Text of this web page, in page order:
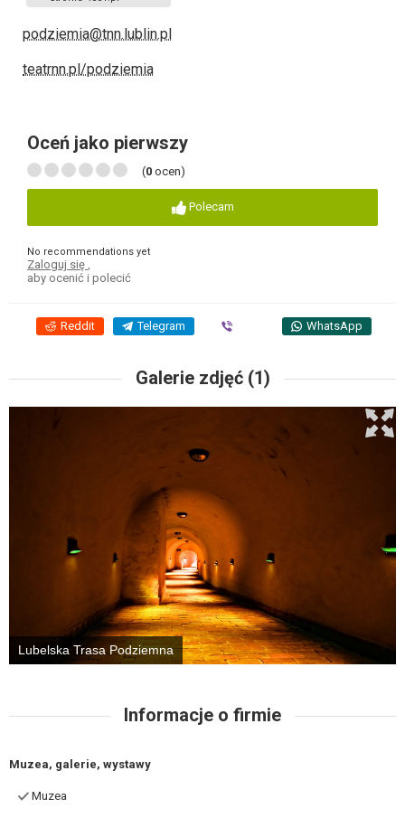
podziemia@tnn.lublin.pl
teatrnn.pl/podziemia
Oceń jako pierwszy
(0 ocen)
Polecam
No recommendations yet
Zaloguj się
aby ocenić i polecić
Reddit Telegram WhatsApp
Galerie zdjęć (1)
Lubelska Trasa Podziemna
Informacje o firmie
Muzea, galerie, wystawy
Muzea